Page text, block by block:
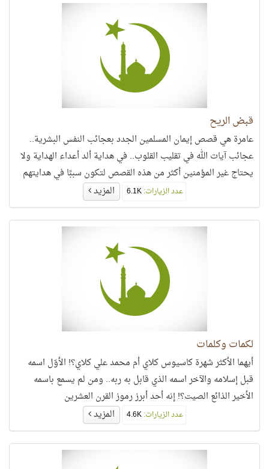
قبض الريح
عامرة هي قصص إيمان المسلمين الجدد بعجائب النفس البشرية..
عجائب آيات الله في تقليب القلوب.. في هداية ألد أعداء الهداية ولا
يحتاج غير المؤمنين أكثر من هذه القصص لتكون سببًا في هدايتهم
عدد الزيارات: المزيد
لكمات وكلمات
أيهما الأكثر شهرة كاسيوس كلاي أم محمد علي كلاي؟! الأوّل اسمه
قبل إسلامه والآخر اسمه الذي قابل به ربه.. ومن لم يسمع باسمه
الأخير الذائع الصيت؟! إنه أحد أبرز رموز القرن العشرين
عدد الزيارات: المزيد